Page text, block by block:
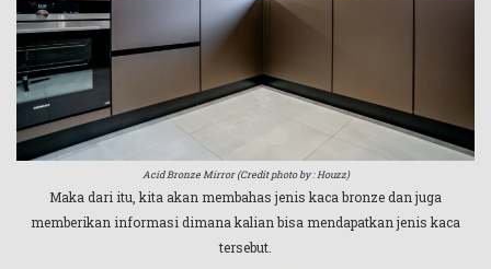
Acid Bronze Mirror (Credit photo by : Houzz)
Maka dari itu, kita akan membahas jenis kaca bronze dan juga
memberikan informasi dimana kalian bisa mendapatkan jenis kaca
tersebut.